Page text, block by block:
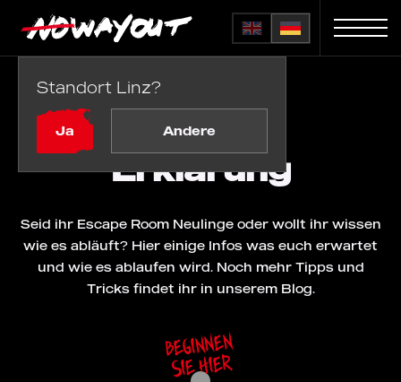
Standort Linz?
Ja Andere
Erklärung
Seid ihr Escape Room Neulinge oder wollt ihr wissen
wie es abläuft? Hier einige Infos was euch erwartet
und wie es ablaufen wird. Noch mehr Tipps und
Tricks findet ihr in unserem Blog.
Beginnen
Sie hier